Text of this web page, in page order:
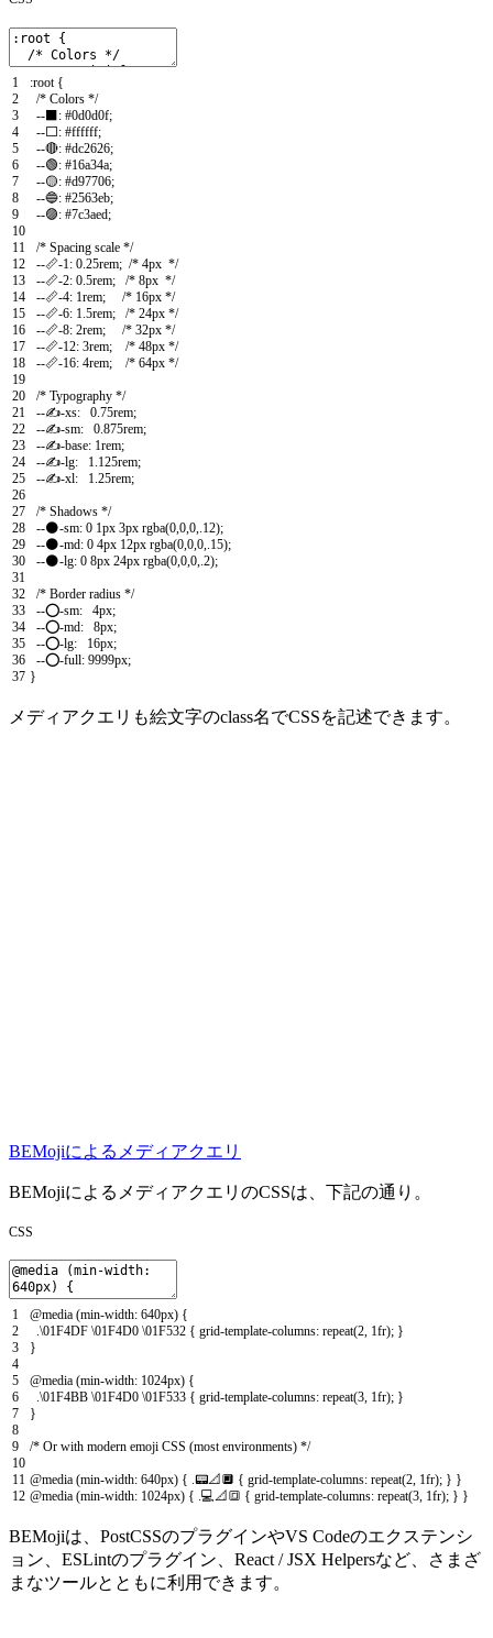
1
2
3
4
5
6
7
8
9
10
11
12
13
14
15
16
17
18
19
20
21
22
23
24
25
26
27
28
29
30
31
32
33
34
35
36
37
:root {
/* Colors */
--⬛: #0d0d0f;
--⬜: #ffffff;
--🔴: #dc2626;
--🟢: #16a34a;
--🟡: #d97706;
--🔵: #2563eb;
--🟣: #7c3aed;
/* Spacing scale */
--📏-1 : 0.25rem; /* 4px */
--📏-2: 0.5rem;
/* 8px */
--📏-4: 1rem;
/* 16px */
--📏-6: 1.5rem;
/* 24px */
--📏-8: 2rem;
/* 32px */
--📏-12: 3rem;
/* 48px */
--📏-16: 4rem; /* 64px */
/* Typography */
--✍️-xs: 0.75rem;
--✍️-sm: 0.875rem;
--✍️-base: 1rem;
--✍️-lg: 1.125rem;
--✍️-xl: 1.25rem;
/* Shadows */
--🌑-sm: 0 1px 3px rgba(0 0 0 12);
--🌑-md: 0 4px 12px rgba(0 0 0 15);
--🌑-lg: 0 8px 24px rgba(0 0 0 2);
/* Border radius */
--⭕-sm: 4px;
--⭕-md: 8px;
--⭕-lg: 16px;
--⭕-full: 9999px;
}
メディアクエリも絵文字のclass名でCSSを記述できます。
BEMojiによるメディアクエリ
BEMojiによるメディアクエリのCSSは、下記の通り。
CSS
1
2
3
4
5
6
7
8
9
10
11
12
@media (min-width: 640px) {
.\01F4DF \01F4D0 \01F532 { grid-template-columns: repeat(2, 1fr); }
}
@media (min-width: 1024px) {
.\01F4BB \01F4D0 \01F533 { grid-template-columns: repeat(3, 1fr); }
}
/* Or with modern emoji CSS (most environments) */
@media (min-width: 640px) { .📟📐🔲 { grid-template-columns: repeat(2, 1fr); } }
@media (min-width: 1024px) { .💻📐🔳 { grid-template-columns: repeat(3, 1fr); } }
BEMojiは、PostCSSのプラグインやVS Codeのエクステンシ
ョン、ESLintのプラグイン、React / JSX Helpersなど、さまざ
まなツールとともに利用できます。